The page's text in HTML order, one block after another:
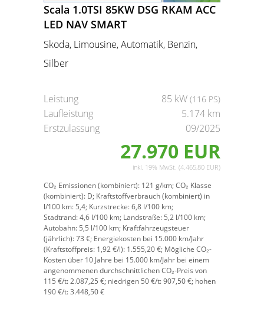
Scala 1.0TSI 85KW DSG RKAM ACC
LED NAV SMART
Skoda, Limousine, Automatik, Benzin,
Silber
Leistung 85 kW (116 PS)
Laufleistung
5.174 km
Erstzulassung
09/2025
27.970 EUR
inkl. 19% MwSt. (4.465,80 EUR)
CO₂ Emissionen (kombiniert): 121 g/km;CO₂ Klasse
(kombiniert): D; Kraftstoffverbrauch (kombiniert) in
l/100 km: 5,4; Kurzstrecke:6,8 l/100 km;
Stadtrand:4,6 l/100 km; Landstraße: 5,2 l/100 km;
Autobahn: 5,5 l/100 km; Kraftfahrzeugsteuer
(jährlich):73 €; Energiekosten bei 15.000 km/Jahr
(Kraftstoffpreis: 1,92€/l): 1.555,20 €; Mögliche CO₂-
Kosten über 10 Jahre bei 15.000 km/Jahr bei einem
angenommenen durchschnittlichen CO₂-Preis von
115 €/t:2.087,25 €; niedrigen 50 €/t: 907,50 €; hohen
190 €/t: 3.448,50 €